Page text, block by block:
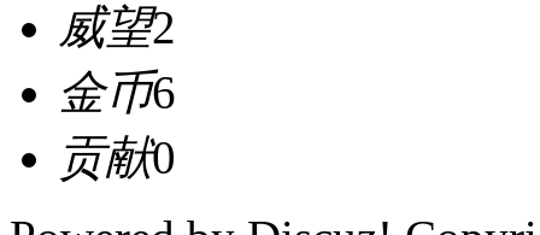
威望2
金币6
贡献0